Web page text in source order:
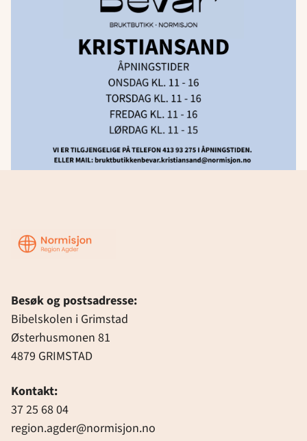
Region
Agder
Besøk og postsadresse:
Bibelskolen i Grimstad
Østerhusmonen 81
4879 GRIMSTAD
Kontakt:
37 25 68 04
region.agder@normisjon.no